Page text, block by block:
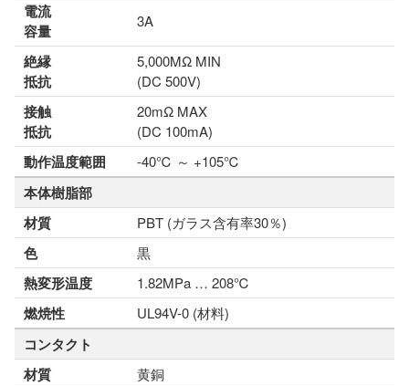
電流
容量
3A
絶縁
抵抗
5,000MΩ MIN
(DC 500V)
接触
抵抗
20mΩ MAX
(DC 100mA)
動作温度範囲 -40℃ ～ +105℃
本体樹脂部
材質
PBT (ガラス含有率30％)
色 黒
熱変形温度 1.82MPa … 208℃
燃焼性 UL94V-0 (材料)
コンタクト
材質
黄銅